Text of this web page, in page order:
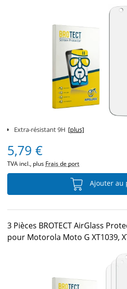
Extra-résistant 9H [plus]
5,79 €
TVA incl., plus Frais de port
Ajouter au
3 Pièces BROTECT AirGlass
pour Motorola Moto G XT1039,